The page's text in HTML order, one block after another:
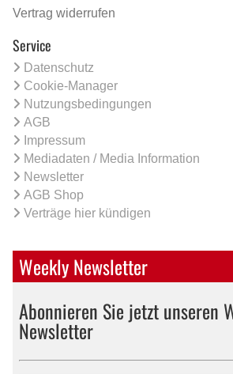
Vertrag widerrufen
Service
Datenschutz
Cookie-Manager
Nutzungsbedingungen
AGB
Impressum
Mediadaten / Media Information
Newsletter
AGB Shop
Verträge hier kündigen
Weekly Newsletter
Abonnieren Sie jetzt unseren
Newsletter